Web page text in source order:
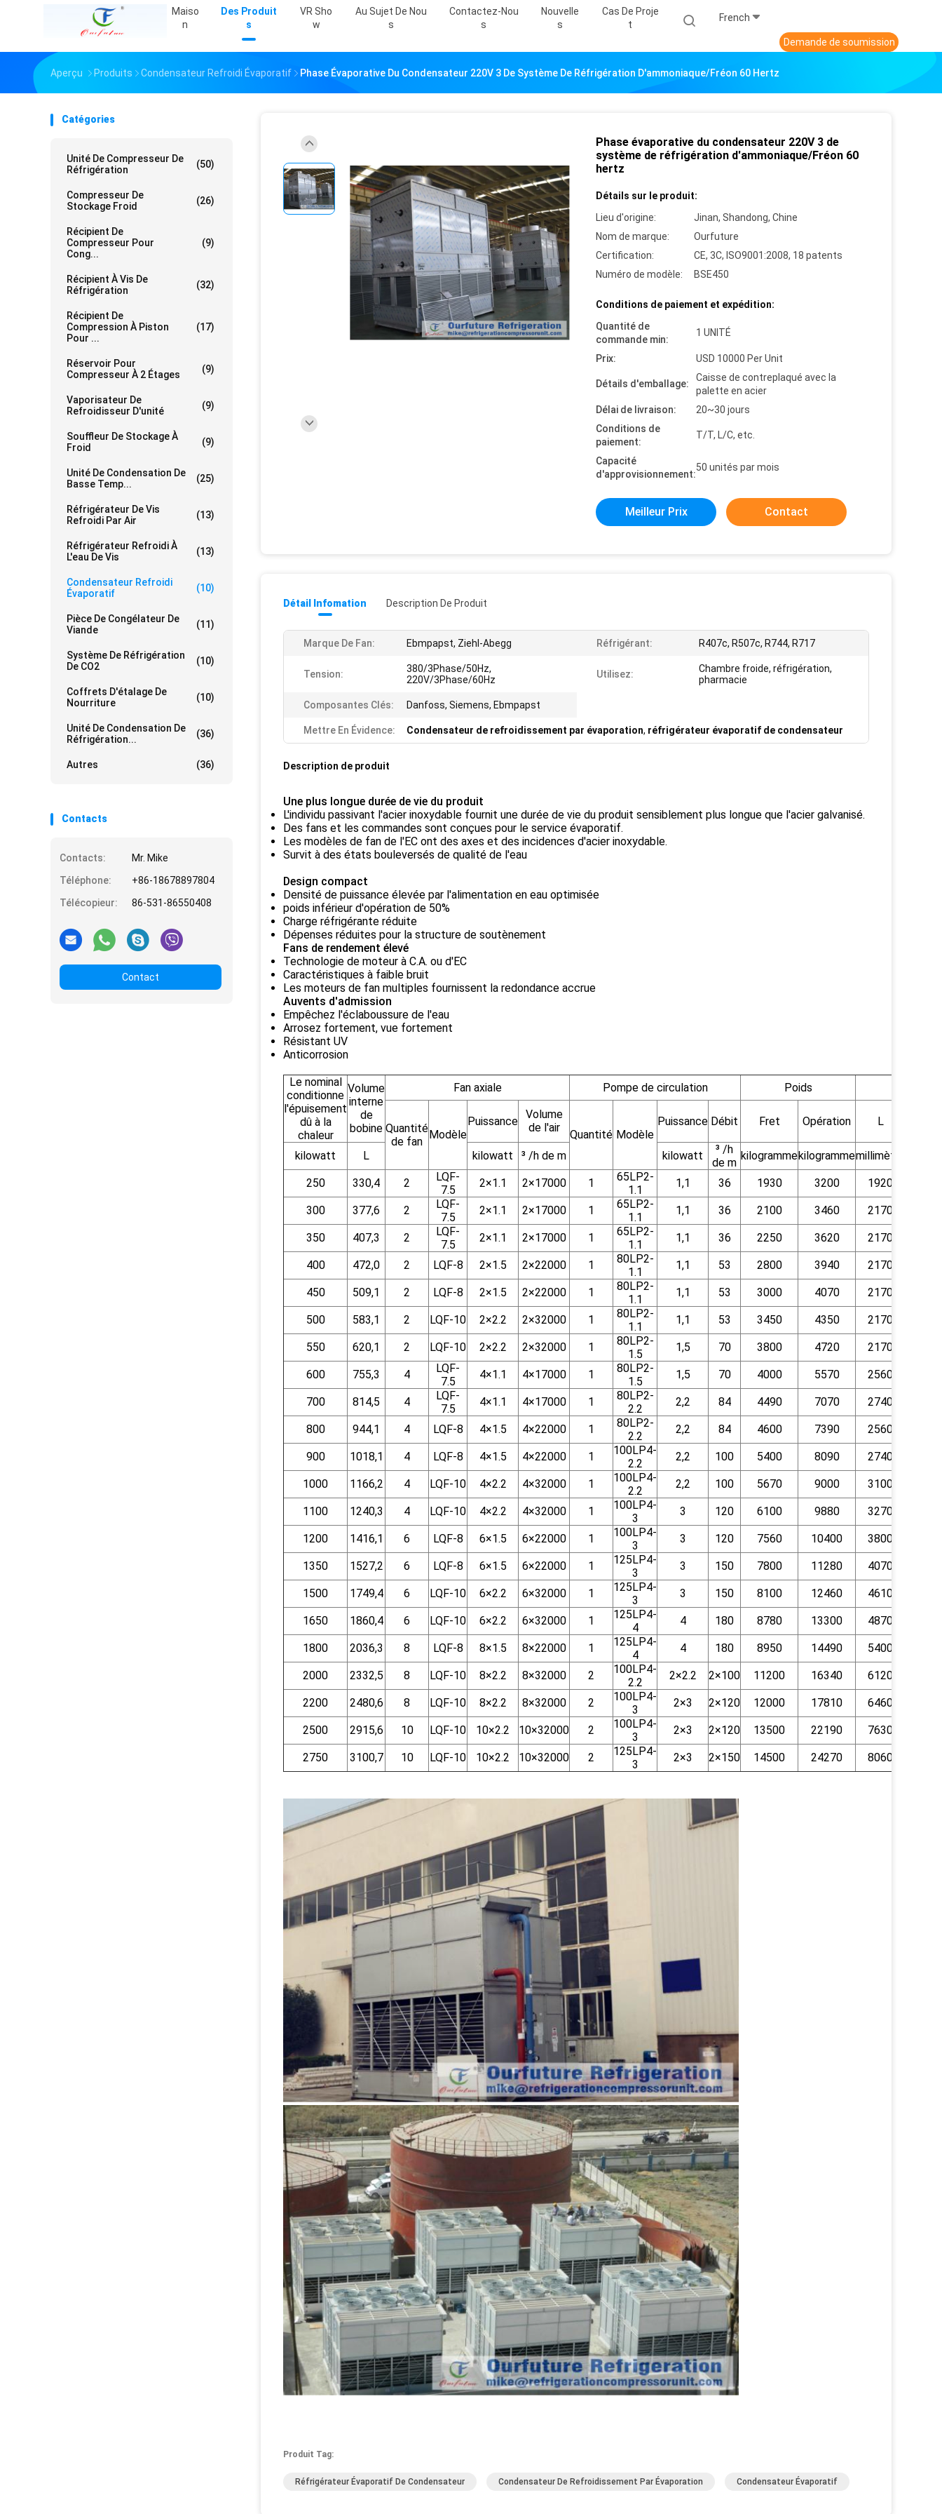
Maiso
N
Des Produit
S
VR Sho
W
Au Sujet De Nou
S
Contactez-Nou
S
Nouvelle
S
Cas De Proje
T
French
Demande de soumission
Aperçu Produits Condensateur Refroidi Évaporatif Phase Évaporative Du Condensateur 220V 3 De Système De Réfrigération D'ammoniaque/Fréon 60 Hertz
Catégories
Unité De Compresseur De
Réfrigération
(50)
Compresseur De
Stockage Froid
(26)
Récipient De
Compresseur Pour
Cong...
(9)
Récipient À Vis De
Réfrigération
(32)
Récipient De
Compression À Piston
Pour ...
(17)
Réservoir Pour
Compresseur À 2 Étages
(9)
Vaporisateur De
Refroidisseur D'unité
(9)
Souffleur De Stockage À
Froid
(9)
Unité De Condensation De
Basse Temp...
(25)
Réfrigérateur De Vis
Refroidi Par Air
(13)
Réfrigérateur Refroidi À
L'eau De Vis
(13)
Condensateur Refroidi
Évaporatif
(10)
Pièce De Congélateur De
Viande
(11)
Système De Réfrigération
De CO2
(10)
Coffrets D'étalage De
Nourriture
(10)
Unité De Condensation De
Réfrigération...
(36)
Autres (36)
Contacts
Contacts:
Mr. Mike
Téléphone:
+86-18678897804
Télécopieur:
86-531-86550408
Contact
Phase évaporative du condensateur 220V 3 de
système de réfrigération d'ammoniaque/Fréon 60
hertz
Détails sur le produit:
Lieu d'origine:
Jinan, Shandong, Chine
Nom de marque:
Ourfuture
Certification:
CE, 3C, ISO9001:2008, 18 patents
Numéro de modèle:
BSE450
Conditions de paiement et expédition:
Quantité de
commande min:
1 UNITÉ
Prix: USD 10000 Per Unit
Détails d'emballage:
Caisse de contreplaqué avec la
palette en acier
Délai de livraison:
20~30 jours
Conditions de
paiement:
T/T, L/C, etc.
Capacité
d'approvisionnement:
50 unités par mois
Meilleur Prix Contact
Détail Infomation Description De Produit
Marque De Fan: Ebmpapst, Ziehl-Abegg Réfrigérant: R407c, R507c, R744, R717
Tension:
380/3Phase/50Hz,
220V/3Phase/60Hz
Utilisez:
Chambre froide, réfrigération,
pharmacie
Composantes Clés: Danfoss, Siemens, Ebmpapst
Mettre En Évidence: Condensateur de refroidissement par évaporation, réfrigérateur évaporatif de condensateur
Description de produit
Une plus longue durée de vie du produit
L'individu passivant l'acier inoxydable fournit une durée de vie du produit sensiblement plus longue que l'acier galvanisé.
Des fans et les commandes sont conçues pour le service évaporatif.
Les modèles de fan de l'EC ont des axes et des incidences d'acier inoxydable.
Survit à des états bouleversés de qualité de l'eau
Design compact
Densité de puissance élevée par l'alimentation en eau optimisée
poids inférieur d'opération de 50%
Charge réfrigérante réduite
Dépenses réduites pour la structure de soutènement
Fans de rendement élevé
Technologie de moteur à C.A. ou d'EC
Caractéristiques à faible bruit
Les moteurs de fan multiples fournissent la redondance accrue
Auvents d'admission
Empêchez l'éclaboussure de l'eau
Arrosez fortement, vue fortement
Résistant UV
Anticorrosion
Le nominal
conditionne
l'épuisement
dû à la
chaleur
Volume
interne
de
bobine
Fan axiale Pompe de circulation Poids
Quantité
de fan
Modèle
Puissance
Volume
de l'air
Quantité Modèle
Puissance Débit Fret Opération L
kilowatt L kilowatt ³ /h de m kilowatt
³ /h
de m
kilogrammekilogrammemillimètre
250 330,4 2
LQF-
7.5
2×1.1 2×17000 1
65LP2-
1.1
1,1 36 1930 3200 1920
300 377,6 2
LQF-
7.5
2×1.1 2×17000 1
65LP2-
1.1
1,1 36 2100 3460 2170
350 407,3 2
LQF-
7.5
2×1.1 2×17000 1
65LP2-
1.1
1,1 36 2250 3620 2170
400 472,0 2 LQF-8 2×1.5 2×22000 1
80LP2-
1.1
1,1 53 2800 3940 2170
450 509,1 2 LQF-8 2×1.5 2×22000 1
80LP2-
1.1
1,1 53 3000 4070 2170
500 583,1 2 LQF-10 2×2.2 2×32000 1
80LP2-
1.1
1,1 53 3450 4350 2170
550 620,1 2 LQF-10 2×2.2 2×32000 1
80LP2-
1.5
1,5 70 3800 4720 2170
600 755,3 4
LQF-
7.5
4×1.1 4×17000 1
80LP2-
1.5
1,5 70 4000 5570 2560
700 814,5 4
LQF-
7.5
4×1.1 4×17000 1
80LP2-
2.2
2,2 84 4490 7070 2740
800 944,1 4 LQF-8 4×1.5 4×22000 1
80LP2-
2.2
2,2 84 4600 7390 2560
900 1018,1 4 LQF-8 4×1.5 4×22000 1
100LP4-
2.2
2,2 100 5400 8090 2740
1000 1166,2 4 LQF-10 4×2.2 4×32000 1
100LP4-
2.2
2,2 100 5670 9000 3100
1100 1240,3 4 LQF-10 4×2.2 4×32000 1
100LP4-
3
3 120 6100 9880 3270
1200 1416,1 6 LQF-8 6×1.5 6×22000 1
100LP4-
3
3 120 7560 10400 3800
1350 1527,2 6 LQF-8 6×1.5 6×22000 1
125LP4-
3
3 150 7800 11280 4070
1500 1749,4 6 LQF-10 6×2.2 6×32000 1
125LP4-
3
3 150 8100 12460 4610
1650 1860,4 6 LQF-10 6×2.2 6×32000 1
125LP4-
4
4 180 8780 13300 4870
1800 2036,3 8 LQF-8 8×1.5 8×22000 1
125LP4-
4
4 180 8950 14490 5400
2000 2332,5 8 LQF-10 8×2.2 8×32000 2
100LP4-
2.2
2×2.2 2×100 11200 16340 6120
2200 2480,6 8 LQF-10 8×2.2 8×32000 2
100LP4-
3
2×3 2×120 12000 17810 6460
2500 2915,6 10 LQF-10 10×2.2 10×32000 2
100LP4-
3
2×3 2×120 13500 22190 7630
2750 3100,7 10 LQF-10 10×2.2 10×32000 2
125LP4-
3
2×3 2×150 14500 24270 8060
Produit Tag:
Réfrigérateur Évaporatif De Condensateur Condensateur De Refroidissement Par Évaporation Condensateur Évaporatif